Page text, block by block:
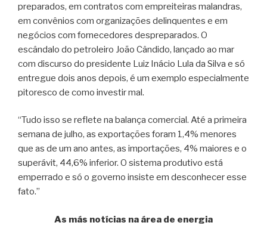
preparados, em contratos com empreiteiras malandras,
em convênios com organizações delinquentes e em
negócios com fornecedores despreparados. O
escândalo do petroleiro João Cândido, lançado ao mar
com discurso do presidente Luiz Inácio Lula da Silva e só
entregue dois anos depois, é um exemplo especialmente
pitoresco de como investir mal.
“Tudo isso se reflete na balança comercial. Até a primeira
semana de julho, as exportações foram 1,4% menores
que as de um ano antes, as importações, 4% maiores e o
superávit, 44,6% inferior. O sistema produtivo está
emperrado e só o governo insiste em desconhecer esse
fato.”
As más notícias na área de energia